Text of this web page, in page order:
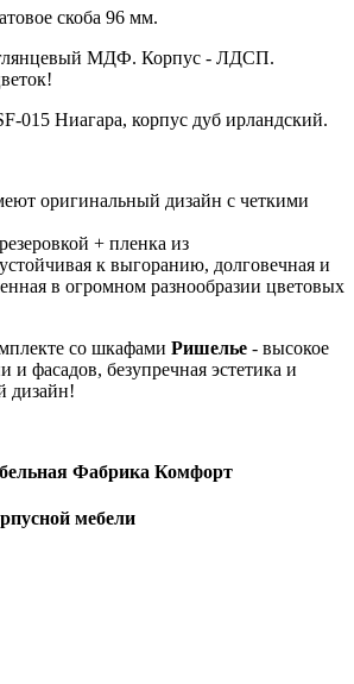
скоба 96 мм.
МДФ. Корпус - ЛДСП.
015 Ниагара, корпус дуб ирландский.
оригинальный дизайн с четкими
+ пленка из
к выгоранию, долговечная и
в огромном разнообразии цветовых
со шкафами Ришелье - высокое
и фасадов, безупречная эстетика и
дизайн!
Фабрика Комфорт
мебели